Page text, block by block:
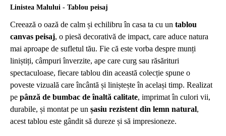
Linistea Malului - Tablou peisaj
Creează o oază de calm și echilibru în casa ta cu un tablou
canvas peisaj, o piesă decorativă de impact, care aduce natura
mai aproape de sufletul tău. Fie că este vorba despre munți
liniștiți, câmpuri înverzite, ape care curg sau răsărituri
spectaculoase, fiecare tablou din această colecție spune o
poveste vizuală care încântă și liniștește în același timp. Realizat
pe pânză de bumbac de înaltă calitate, imprimat în culori vii,
durabile, și montat pe un șasiu rezistent din lemn natural,
acest tablou este gândit să dureze și să impresioneze.